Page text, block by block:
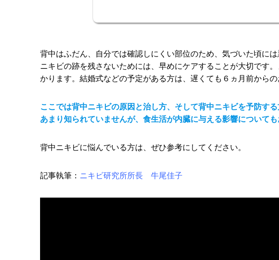
背中はふだん、自分では確認しにくい部位のため、気づいた頃に
ニキビの跡を残さないためには、早めにケアすることが大切です
かります。結婚式などの予定がある方は、遅くても６ヵ月前からの
ここでは背中ニキビの原因と治し方、そして背中ニキビを予防す
あまり知られていませんが、食生活が内臓に与える影響についても
背中ニキビに悩んでいる方は、ぜひ参考にしてください。
記事執筆： ニキビ研究所所長 牛尾佳子